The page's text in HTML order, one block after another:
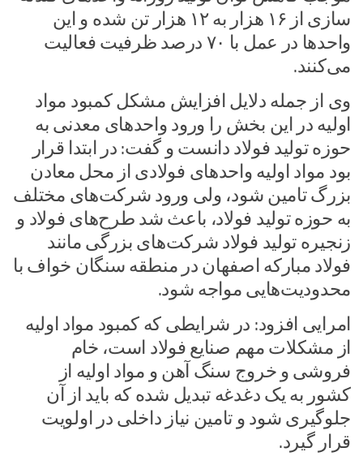
سازی از ۱۶ هزار به ۱۲ هزار تن شده و این
واحدها در عمل با ۷۰ درصد ظرفیت فعالیت
می‌کنند.
وی از جمله دلایل افزایش مشکل کمبود مواد
اولیه در این بخش را ورود واحدهای معدنی به
حوزه تولید فولاد دانست و گفت: در ابتدا قرار
بود مواد اولیه واحدهای فولادی از محل معادن
بزرگ تامین شود، ولی ورود شرکت‌های مختلف
به حوزه تولید فولاد، باعث شد طرح‌های فولاد و
زنجیره تولید فولاد شرکت‌های بزرگی مانند
فولاد مبارکه اصفهان در منطقه سنگان خواف با
محدودیت‌هایی مواجه شود.
امرایی افزود: در شرایطی که کمبود مواد اولیه
از مشکلات مهم صنایع فولاد است، خام
فروشی و خروج سنگ آهن و مواد اولیه از
کشور به یک دغدغه تبدیل شده که باید از آن
جلوگیری شود و تامین نیاز داخلی در اولویت
قرار گیرد.